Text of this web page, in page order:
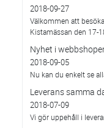
2018-09-27
Välkommen att
Kistamässan den 17-
Nyhet i
2018-09-05
Nu kan du enkelt se
Leverans samma
2018-07-09
Vi gör uppehåll i